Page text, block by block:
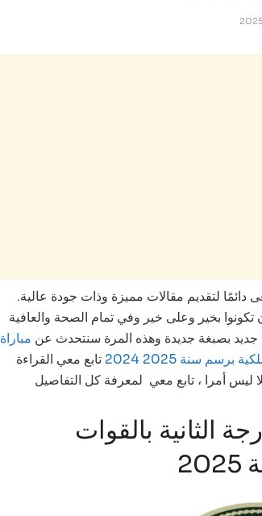
دائمًا لتقديم مقالات مميزة وذات جودة عالية.
تكونوا بخير وعلى خير وفي تمام الصحة والعافية
جديد بصبغة جديدة وهذه المرة سنتحدث عن مباراة
سنة 2025 2024
تابع معي القراءة
ليس أمرا ، تابع معي لمعرفة كل التفاصيل
الثانية بالقوات